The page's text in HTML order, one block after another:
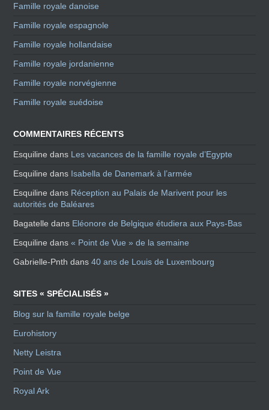
Famille royale danoise
Famille royale espagnole
Famille royale hollandaise
Famille royale jordanienne
Famille royale norvégienne
Famille royale suédoise
COMMENTAIRES RÉCENTS
Esquiline dans Les vacances de la famille royale d’Egypte
Esquiline dans Isabella de Danemark à l’armée
Esquiline dans Réception au Palais de Marivent pour les
autorités de Baléares
Bagatelle dans Eléonore de Belgique étudiera aux Pays-Bas
Esquiline dans« Point de Vue » de la semaine
Gabrielle-Pnth dans40 ans de Louis de Luxembourg
SITES « SPÉCIALISÉS »
Blog sur la famille royale belge
Eurohistory
Netty Leistra
Point de Vue
Royal Ark